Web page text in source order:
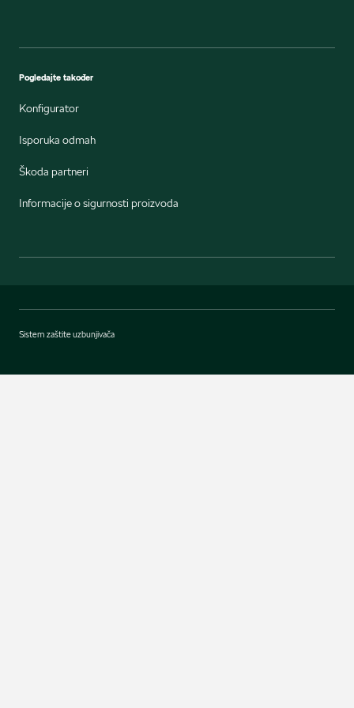
Pogledajte također
Konfigurator
Isporuka odmah
Škoda partneri
Informacije o sigurnosti proizvoda
Sistem zaštite uzbunjivača